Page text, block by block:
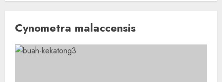
Cynometra malaccensis